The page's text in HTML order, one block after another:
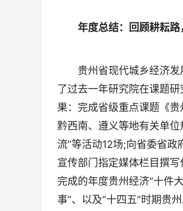
年度总结：回顾耕耘
贵州省现代城乡经济发
了过去一年研究院在课题
果：完成省级重点课题《
黔西南、遵义等地有关单位
流”等活动12场;向省委省
宣传部门指定媒体栏目撰
完成的年度贵州经济“十件
事”、以及“十四五”时期贵